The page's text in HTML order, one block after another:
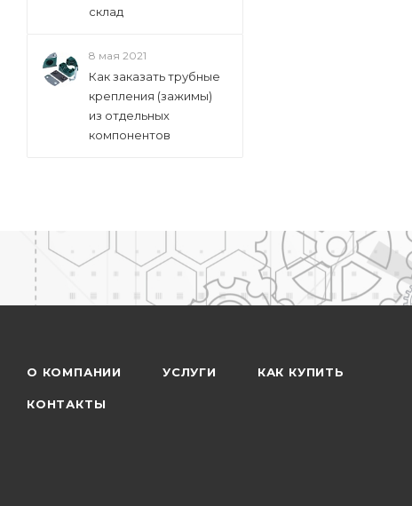
склад
8 мая 2021
Как заказать трубные
крепления (зажимы)
из отдельных
компонентов
О КОМПАНИИ УСЛУГИ КАК КУПИТЬ
КОНТАКТЫ